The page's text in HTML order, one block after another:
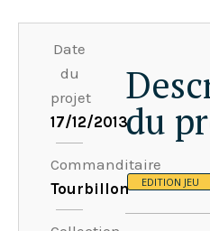
Date
du
projet
17/12/2013
Commanditaire
Tourbillon
du
EDITION JEU